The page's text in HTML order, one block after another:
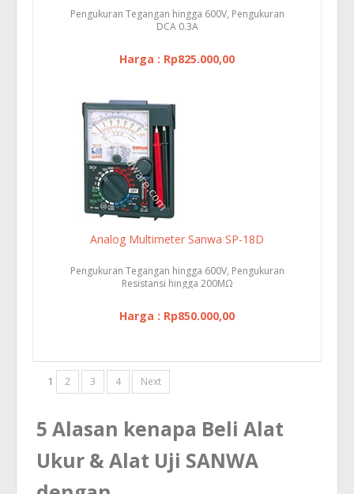
Pengukuran Tegangan hingga 600V, Pengukuran
DCA 0.3A
Harga : Rp825.000,00
Analog Multimeter Sanwa SP-18D
Pengukuran Tegangan hingga 600V, Pengukuran
Resistansi hingga 200MΩ
Harga : Rp850.000,00
1 2 3 4 Next
5 Alasan kenapa Beli Alat
Ukur & Alat Uji SANWA